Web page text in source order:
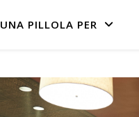
UNA PILLOLA PER